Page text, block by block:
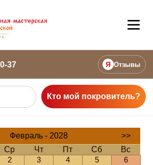
37 Я Отзывы
Кто мой покровитель?
Февраль - 2028
>>
Ср Чт Пт Сб
Вс
2 3 4 5
6